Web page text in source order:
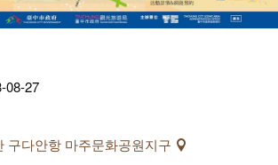
08-27
구다안항 마주문화공원지구